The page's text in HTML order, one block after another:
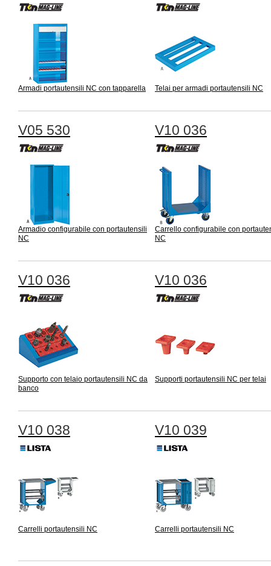
Armadi portautensili NC con tapparella Telai per armadi portautensili NC
V05 530
Armadio configurabile con portautensili
NC
V10 036
Carrello configurabile con
NC
V10 036
Supporto con telaio portautensili NC da
banco
V10 036
Supporti portautensili NC per telai
V10 038
Carrelli portautensili NC
V10 039
Carrelli portautensili NC